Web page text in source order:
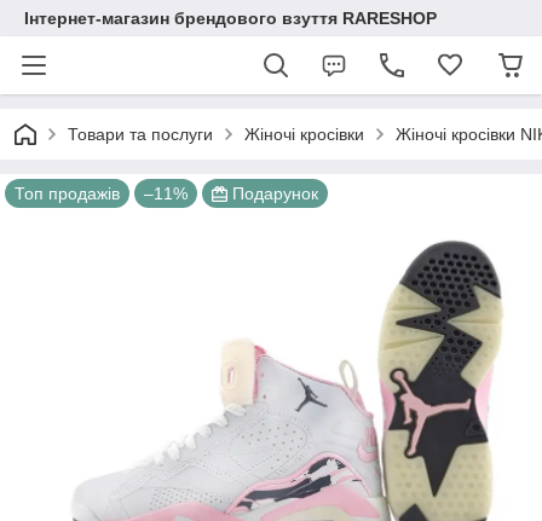
Інтернет-магазин брендового взуття RARESHOP
Товари та послуги Жіночі кросівки Жіночі кросівки
Топ продажів –11% Подарунок